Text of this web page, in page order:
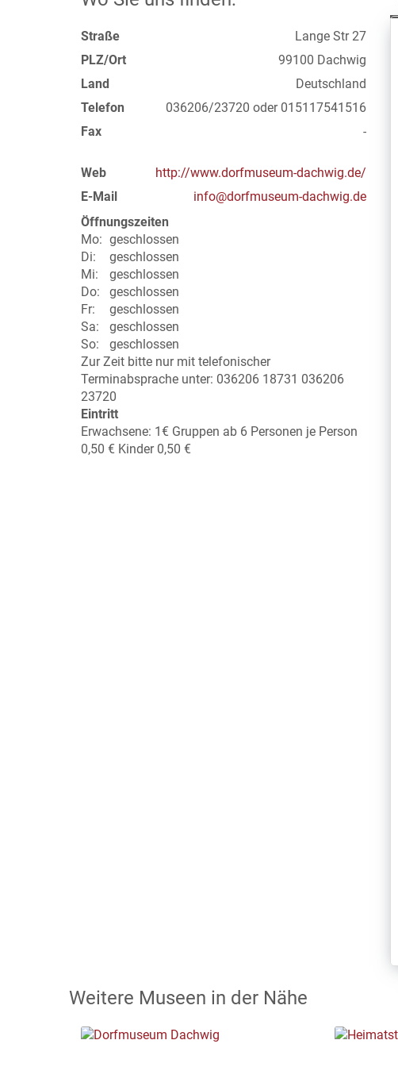
Straße
Lange Str 27
PLZ/Ort
99100 Dachwig
Land
Deutschland
Telefon
036206/23720 oder 015117541516
Fax
-
Web
http://www.dorfmuseum-dachwig.de/
E-Mail
info@dorfmuseum-dachwig.de
Öffnungszeiten
Mo: geschlossen
Di:
geschlossen
Mi:
geschlossen
Do:
geschlossen
Fr:
geschlossen
Sa:
geschlossen
So:
geschlossen
Zur Zeit bitte nur mit telefonischer
Terminabsprache unter: 036206 18731 036206
23720
Eintritt
Erwachsene: 1€ Gruppen ab 6 Personen je Person
0,50 € Kinder 0,50 €
Weitere Museen in der Nähe